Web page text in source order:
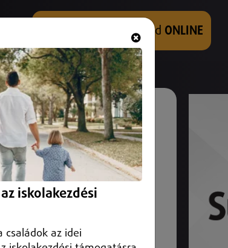
Hallgasd és nézd ONLINE
iskolakezdési
családok az idei